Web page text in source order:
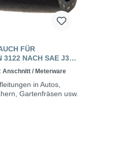
FÜR
3122 NACH SAE J30
Anschnitt / Meterware
in Autos,
Gartenfräsen usw.